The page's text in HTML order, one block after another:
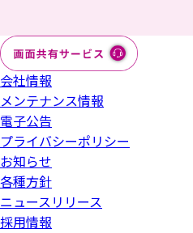
会社情報
メンテナンス情報
電子公告
プライバシーポリシー
お知らせ
各種方針
ニュースリリース
採用情報